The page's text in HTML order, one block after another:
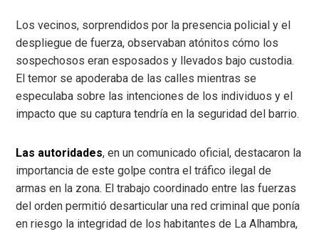
Los vecinos, sorprendidos por la presencia policial y el
despliegue de fuerza, observaban atónitos cómo los
sospechosos eran esposados y llevados bajo custodia.
El temor se apoderaba de las calles mientras se
especulaba sobre las intenciones de los individuos y el
impacto que su captura tendría en la seguridad del barrio.
Las autoridades, en un comunicado oficial, destacaron la
importancia de este golpe contra el tráfico ilegal de
armas en la zona. El trabajo coordinado entre las fuerzas
del orden permitió desarticular una red criminal que ponía
en riesgo la integridad de los habitantes de La Alhambra,